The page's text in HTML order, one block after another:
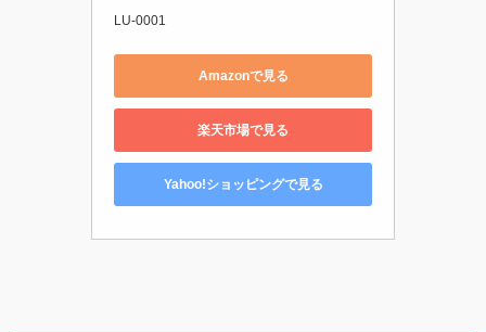
LU-0001
Amazonで見る
楽天市場で見る
Yahoo!ショッピングで見る